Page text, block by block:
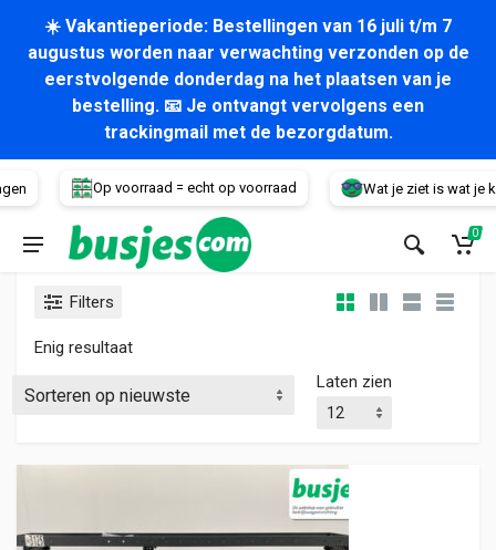
☀️ Vakantieperiode: Bestellingen van 16 juli t/m 7
augustus worden naar verwachting verzonden op de
eerstvolgende donderdag na het plaatsen van je
bestelling. 📧 Je ontvangt vervolgens een
trackingmail met de bezorgdatum.
Op voorraad = echt op voorraad Wat je ziet is wat je
Voertuig
0
Filters
Enig resultaat
Laten zien